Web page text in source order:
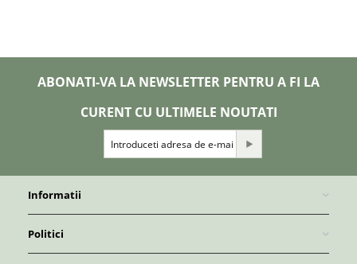
ABONATI-VA LA NEWSLETTER PENTRU A FI LA
CURENT CU ULTIMELE NOUTATI
Informatii
Politici